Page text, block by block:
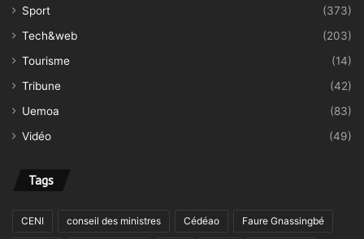
Sport
(373)
Tech&web
(203)
Tourisme
(14)
Tribune
(42)
Uemoa
(83)
Vidéo
(49)
Tags
CENI conseil des ministres Cédéao Faure Gnassingbé